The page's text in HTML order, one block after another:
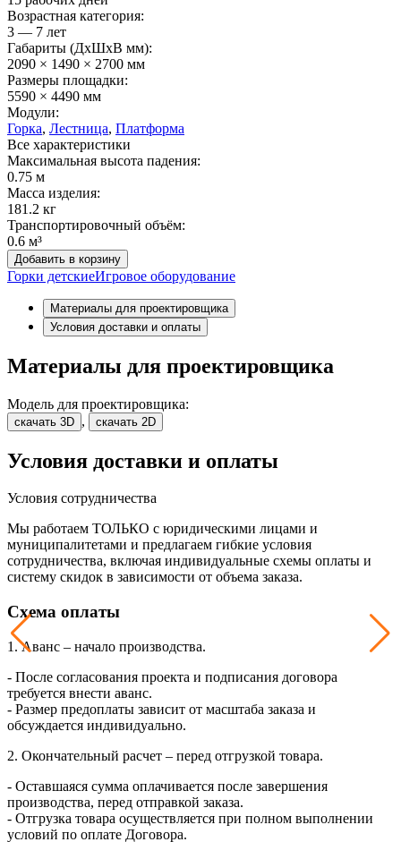
Возрастная категория:
3 — 7 лет
Габариты (ДхШxВ мм):
2090 × 1490 × 2700 мм
Размеры площадки:
5590 × 4490 мм
Модули:
Горка, Лестница, Платформа
Все характеристики
Максимальная высота падения:
0.75 м
Масса изделия:
181.2 кг
Транспортировочный объём:
0.6 м³
Добавить в корзину
Горки детскиеИгровое оборудование
Материалы для проектировщика
Условия доставки и оплаты
Материалы для проектировщика
Модель для проектировщика:
скачать 3D , скачать 2D
Условия доставки и оплаты
Условия сотрудничества
Мы работаем ТОЛЬКО с юридическими лицами и
муниципалитетами и предлагаем гибкие условия
сотрудничества, включая индивидуальные схемы оплаты и
систему скидок в зависимости от объема заказа.
Схема оплаты
1. Аванс – начало производства.
- После согласования проекта и подписания договора
требуется внести аванс.
- Размер предоплаты зависит от масштаба заказа и
обсуждается индивидуально.
2. Окончательный расчет – перед отгрузкой товара.
- Оставшаяся сумма оплачивается после завершения
производства, перед отправкой заказа.
- Отгрузка товара осуществляется при полном выполнении
условий по оплате Договора.